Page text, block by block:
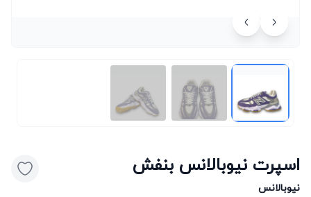
اسپرت نیوبالانس بنفش
نیوبالانس